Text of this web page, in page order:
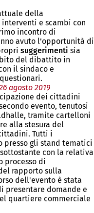
della
e scambi con
incontro di
avuto l’opportunità di
suggerimenti sia
del dibattito in
il sindaco e
agosto 2019
dei cittadini
evento, tenutosi
tramite cartelloni
alla stesura del
Tutti i
presso gli stand tematici
con la relativa
processo di
rapporto sulla
dell'evento è stata
presentare domande e
quartiere commerciale